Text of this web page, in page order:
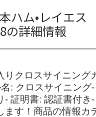
本ハム•レイエ
の詳細情報
りクロスサイニング
: クロスサイニング
- 証明書: 認証書付き
ます！商品の情報カ